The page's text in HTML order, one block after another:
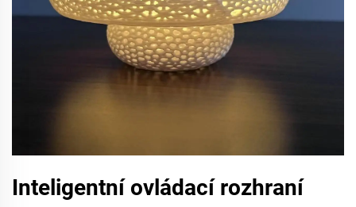
Inteligentní ovládací rozhraní